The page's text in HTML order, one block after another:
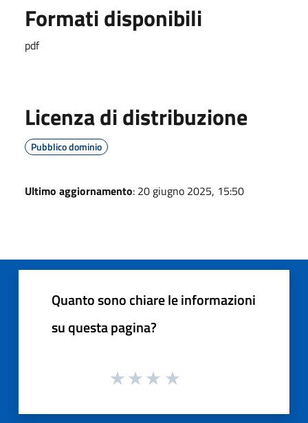
Formati disponibili
pdf
Licenza di distribuzione
Pubblico dominio
Ultimo aggiornamento: 20 giugno 2025, 15:50
Quanto sono chiare le informazioni
su questa pagina?